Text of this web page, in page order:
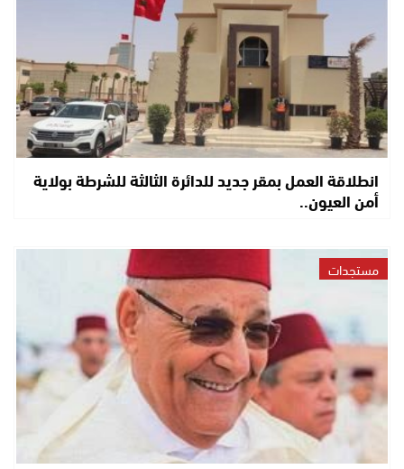
انطلاقة العمل بمقر جديد للدائرة الثالثة للشرطة بولاية
أمن العيون..
مستجدات